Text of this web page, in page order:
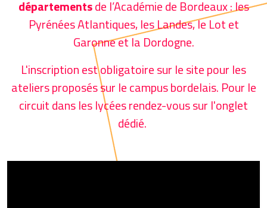
départementsde l’Académie de Bordeaux : les
Pyrénées Atlantiques, les Landes, le Lot et
Garonne et la Dordogne.
L'inscription est obligatoire sur le site pour les
ateliers proposés sur le campus bordelais. Pour le
circuit dans les lycées rendez-vous sur l'onglet
dédié.